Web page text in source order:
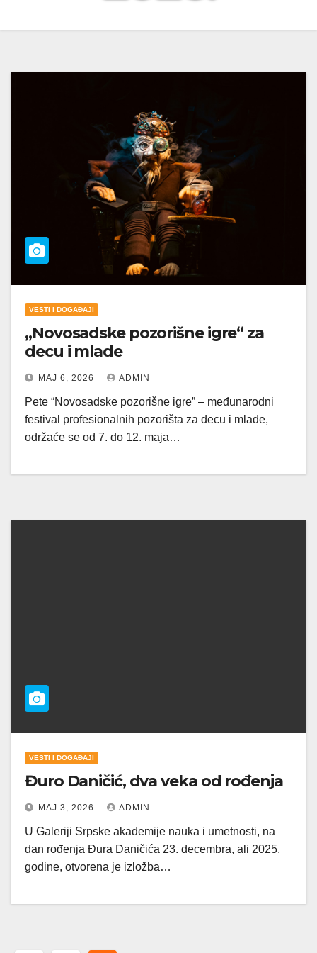
VESTI I DOGAĐAJI
„Novosadske pozorišne igre“ za
decu i mlade
МАЈ 6, 2026 ADMIN
Pete “Novosadske pozorišne igre” – međunarodni
festival profesionalnih pozorišta za decu i mlade,
održaće se od 7. do 12. maja…
VESTI I DOGAĐAJI
Đuro Daničić, dva veka od rođenja
МАЈ 3, 2026 ADMIN
U Galeriji Srpske akademije nauka i umetnosti, na
dan rođenja Đura Daničića 23. decembra, ali 2025.
godine, otvorena je izložba…